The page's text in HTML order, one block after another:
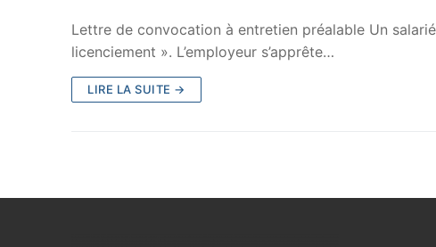
Lettre de convocation à entretien préalable Un
licenciement ». L’employeur s’apprête…
LIRE LA SUITE →